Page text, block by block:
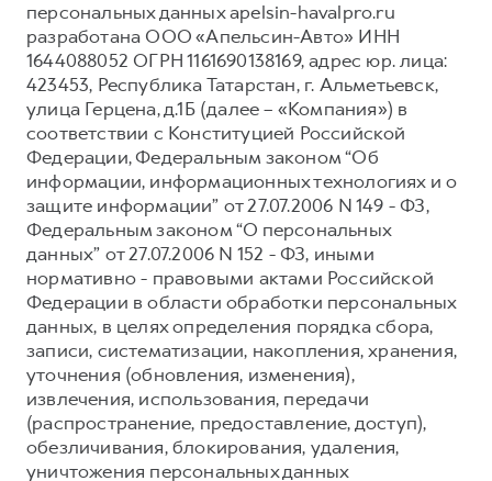
H7
от 3 799 000 ₽
H9
от 4 799 000 ₽
Тест-драйв
Трейд-ин
КРЕДИТ И СТРАХОВАНИЕ
Кредитный калькулятор
Страхование
Кредит
КОРПОРАТИВНЫМ КЛИЕНТАМ
Для малого бизнеса
Корпоративным клиентам
Крупным корпоративным клиентам
Система управления автопарком GWM Fleet
СЕРВИСНОЕ ОБСЛУЖИВАНИЕ
Нулевое ТО
Программа «Помощь на дороге»
Регламенты технического обслуживания
Электронный ПТС
ПОДДЕРЖКА
GWM Безопасность
Гарантия HAVAL
Мобильное приложение GWM
Программа «HAVAL Защита+»
Руководства по эксплуатации
Подписки
О дилере
Наша команда
Контакты
персональных данных apelsin-havalpro.ru
разработана ООО «Апельсин-Авто» ИНН
1644088052 ОГРН 1161690138169, адрес юр. лица:
423453, Республика Татарстан, г. Альметьевск,
улица Герцена, д.1Б (далее – «Компания») в
соответствии с Конституцией Российской
Федерации, Федеральным законом “Об
информации, информационных технологиях и о
защите информации” от 27.07.2006 N 149 - ФЗ,
Федеральным законом “О персональных
данных” от 27.07.2006 N 152 - ФЗ, иными
нормативно - правовыми актами Российской
Федерации в области обработки персональных
данных, в целях определения порядка сбора,
записи, систематизации, накопления, хранения,
уточнения (обновления, изменения),
извлечения, использования, передачи
(распространение, предоставление, доступ),
обезличивания, блокирования, удаления,
уничтожения персональных данных